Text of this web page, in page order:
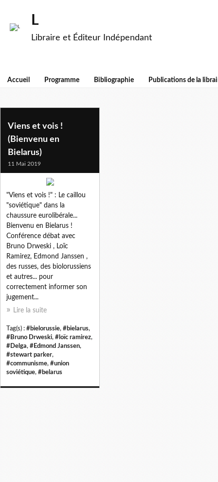
L
Libraire et Éditeur Indépendant
Accueil Programme Bibliographie Publications de la
edmond janssen
Viens et vois !
(Bienvenu en
Bielarus)
11 Mai 2019
"Viens et vois !" : Le caillou
"soviétique" dans la
chaussure eurolibérale...
Bienvenu en Bielarus !
Conférence débat avec
Bruno Drweski , Loïc
Ramirez, Edmond Janssen ,
des russes, des biolorussiens
et autres... pour
correctement informer son
jugement...
Lire la suite
Tag(s) : #bielorussie, #bielarus,
#Bruno Drweski, #loïc ramirez,
#Delga, #Edmond Janssen,
#stewart parker,
#communisme, #union
soviétique, #belarus